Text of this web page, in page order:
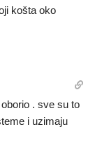
košta oko
. sve su to
i uzimaju